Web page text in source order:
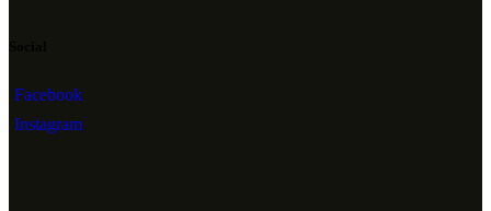
Facebook
Instagram